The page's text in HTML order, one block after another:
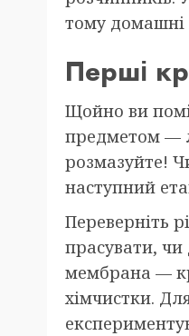
тому домашні
Перші
Щойно ви
предметом —
розмазуйте!
наступний
Переверніть
прасувати,
мембрана —
хімчистки.